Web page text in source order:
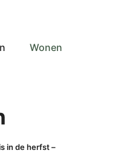
Wonen
in de herfst –